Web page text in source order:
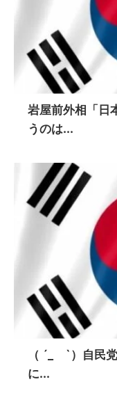
岩屋前外相「日
うのは...
（ ´_ゝ`）自民
に...